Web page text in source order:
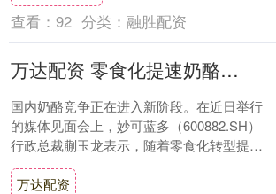
查看： 92 分类： 融胜配资
万达配资 零食化提速奶酪摆脱深度调整期，行业重新审视供应链竞争
国内奶酪竞争正在进入新阶段。在近日举行
的媒体见面会上，妙可蓝多（600882.SH）
行政总裁蒯玉龙表示，随着零食化转型提速
和切入B端市场，国内奶酪行业正在走出
奶....
万达配资